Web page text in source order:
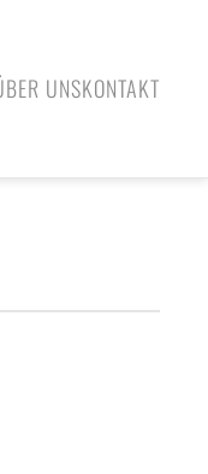
UNSKONTAKT